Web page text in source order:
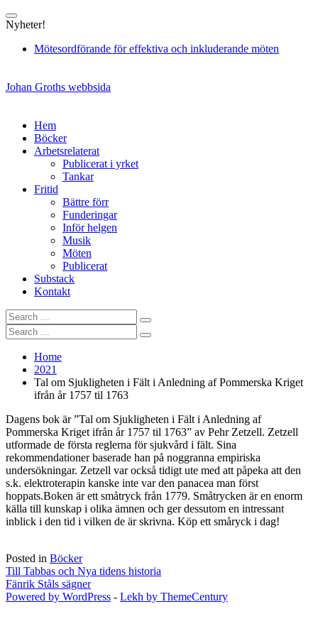
to
Nyheter!
Mötesordförande för effektiva och inkluderande möten
Johan Groths webbsida
Hem
Böcker
Arbetsrelaterat
Publicerat i yrket
Tankar
Fritid
Bättre förr
Funderingar
Inför helgen
Musik
Möten
Publicerat
Substack
Kontakt
Search
for:
Search
Search
for:
Search
Home
2021
Tal om Sjukligheten i Fält i Anledning af Pommerska Kriget
ifrån år 1757 til 1763
Dagens bok är ”Tal om Sjukligheten i Fält i Anledning af
Pommerska Kriget ifrån år 1757 til 1763” av Pehr Zetzell. Zetzell
utformade de första reglerna för sjukvård i fält. Sina
rekommendationer baserade han på noggranna empiriska
undersökningar. Zetzell var också tidigt ute med att påpeka att den
s.k. elektroterapin kanske inte var den panacea man först
hoppats.Boken är ett småtryck från 1779. Småtrycken är en enorm
källa till kunskap i olika ämnen och ger dessutom en intressant
inblick i den tid i vilken de är skrivna. Köp ett småryck i dag!
Posted in Böcker
Inläggsnavigering
Till Tabbas och Nya tidens historia
Fänrik Ståls sägner
Powered by WordPress - Lekh by ThemeCentury